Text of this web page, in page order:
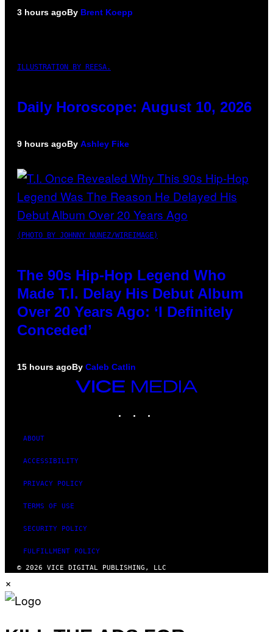
3 hours agoBy Brent Koepp
ILLUSTRATION BY REESA.
Daily Horoscope: August 10, 2026
9 hours agoBy Ashley Fike
(PHOTO BY JOHNNY NUNEZ/WIREIMAGE)
The 90s Hip-Hop Legend Who
Made T.I. Delay His Debut Album
Over 20 Years Ago: ‘I Definitely
Conceded’
15 hours agoBy Caleb Catlin
VICE
MEDIA
ABOUT
ACCESSIBILITY
PRIVACY POLICY
TERMS OF USE
SECURITY POLICY
FULFILLMENT POLICY
© 2026 VICE DIGITAL PUBLISHING, LLC
×